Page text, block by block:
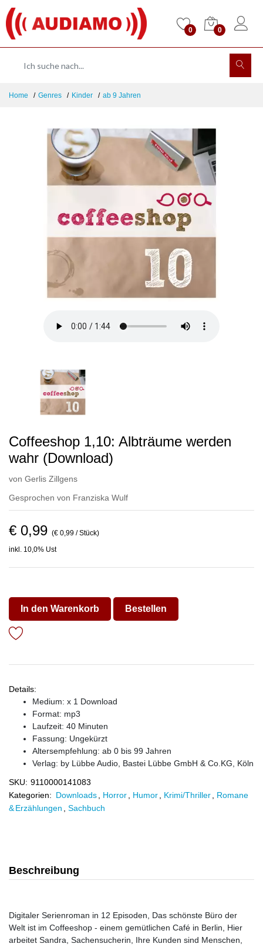
0 0
Home Genres Kinder ab 9 Jahren
Coffeeshop 1,10: Albträume werden
wahr (Download)
von Gerlis Zillgens
Gesprochen von Franziska Wulf
€ 0,99 (€ 0,99 / Stück)
inkl. 10,0% Ust
In den Warenkorb Bestellen
Details:
Medium: x 1 Download
Format: mp3
Laufzeit: 40 Minuten
Fassung: Ungekürzt
Altersempfehlung: ab 0 bis 99 Jahren
Verlag: by Lübbe Audio, Bastei Lübbe GmbH & Co.KG, Köln
SKU: 9110000141083
Kategorien: Downloads Horror Humor Krimi/Thriller
Romane
& Erzählungen
Sachbuch
Beschreibung
Digitaler Serienroman in 12 Episoden, Das schönste Büro der
Welt ist im Coffeeshop - einem gemütlichen Café in Berlin, Hier
arbeitet Sandra, Sachensucherin, Ihre Kunden sind Menschen,